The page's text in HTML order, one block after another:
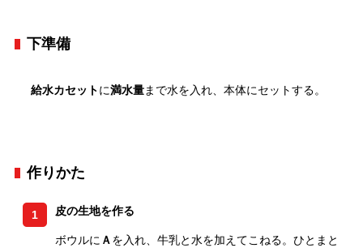
下準備
給水カセットに満水量まで水を入れ、本体にセットする。
作りかた
1 皮の生地を作る
ボウルに Ａを入れ、牛乳と水を加えてこねる。ひとまと